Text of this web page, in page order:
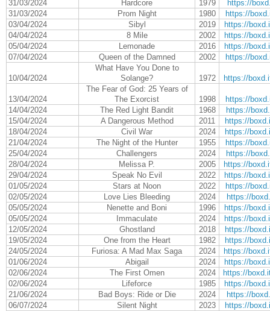
31/03/2024
Hardcore 1979
https://
31/03/2024
Prom Night 1980
https://
03/04/2024
Sibyl 2019
https://
04/04/2024
8 Mile 2002
https://
05/04/2024
Lemonade 2016
https://
07/04/2024
Queen of the Damned 2002 https://
10/04/2024
What Have You Done to
Solange?
1972 https://
13/04/2024
The Fear of God: 25 Years of
The Exorcist
1998
https://
14/04/2024
The Red Light Bandit 1968
https://
15/04/2024
A Dangerous Method 2011
https://
18/04/2024
Civil War 2024
https://
21/04/2024
The Night of the Hunter 1955
https://
25/04/2024
Challengers 2024
https://
28/04/2024
Melissa P. 2005
https://
29/04/2024
Speak No Evil 2022
https://
01/05/2024
Stars at Noon 2022
https://
02/05/2024
Love Lies Bleeding 2024
https://
05/05/2024
Nenette and Boni 1996
https://
05/05/2024
Immaculate 2024
https://
12/05/2024
Ghostland 2018
https://
19/05/2024
One from the Heart 1982
https://
24/05/2024
Furiosa: A Mad Max Saga 2024
https://
01/06/2024
Abigail 2024
https://
02/06/2024
The First Omen 2024
https://
02/06/2024
Lifeforce 1985
https://
21/06/2024
Bad Boys: Ride or Die 2024
https://
06/07/2024
Silent Night 2023
https://